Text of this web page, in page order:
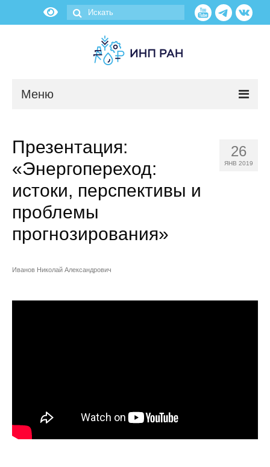
Меню
О нас
Об институте
Научные подразделения
Администрация
Сотрудники
Отчетность
Научная жизнь
26
ЯНВ 2019
Презентация:
«Энергопереход:
истоки, перспективы и
проблемы
прогнозирования»
Иванов Николай Александрович